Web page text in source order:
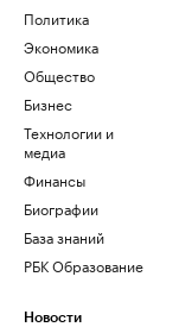
Политика
Экономика
Общество
Бизнес
Технологии и
медиа
Финансы
Биографии
База знаний
РБК Образование
Новости